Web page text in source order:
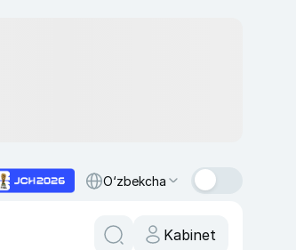
O‘zbekcha
Kabinet